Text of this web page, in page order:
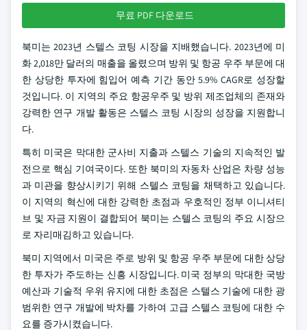
무료 PDF 다운로드
북미는 2023년 스텔스 코팅 시장을 지배했습니다. 2023년에 미
화 2,018만 달러의 매출을 올렸으며 방위 및 항공 우주 부문에 대
한 상당한 투자에 힘입어 예측 기간 동안 5.9% CAGR로 성장할
것입니다. 이 지역의 주요 항공우주 및 방위 제조업체의 존재와
강력한 연구 개발 활동은 스텔스 코팅 시장의 성장을 지원합니
다.
특히 미국은 막대한 군사비 지출과 스텔스 기술의 지속적인 발
전으로 핵심 기여국이다. 또한 북미의 자동차 산업은 차량 성능
과 미관을 향상시키기 위해 스텔스 코팅을 채택하고 있습니다.
이 지역의 혁신에 대한 강력한 초점과 우호적인 정부 이니셔티
브 및 자금 지원이 결합되어 북미는 스텔스 코팅의 주요 시장으
로 자리매김하고 있습니다.
북미 지역에서 미국은 주로 방위 및 항공 우주 부문에 대한 상당
한 투자가 주도하는 신흥 시장입니다. 미국 정부의 막대한 국방
예산과 기술적 우위 유지에 대한 초점은 스텔스 기술에 대한 광
범위한 연구 개발에 박차를 가하여 고급 스텔스 코팅에 대한 수
요를 증가시켰습니다.